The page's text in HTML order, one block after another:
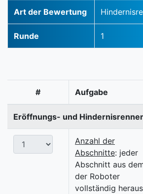
Art der Bewertung
Runde 1
# Aufgabe
Eröffnungs- und
Anzahl der
Abschnitte: jeder
Abschnitt aus
der Roboter
vollständig heraus